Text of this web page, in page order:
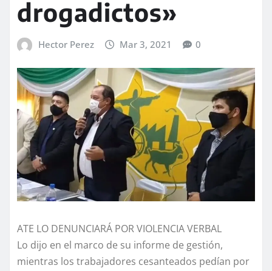
drogadictos»
Hector Perez Mar 3, 2021 0
ATE LO DENUNCIARÁ POR VIOLENCIA VERBAL
Lo dijo en el marco de su informe de gestión,
mientras los trabajadores cesanteados pedían por